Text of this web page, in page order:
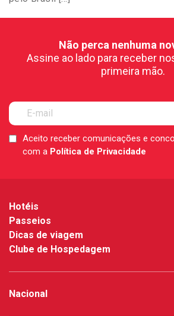
Não perca nenhuma
Assine ao lado para receber
primeira mão.
LGPDAceito receber comunicações e
com a Política de Privacidade
Hotéis
Passeios
Dicas de viagem
Clube de Hospedagem
Nacional